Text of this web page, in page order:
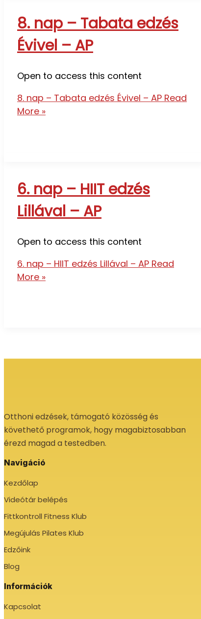
8. nap – Tabata edzés
Évivel – AP
Open to access this content
8. nap – Tabata edzés Évivel – AP Read
More »
6. nap – HIIT edzés
Lillával – AP
Open to access this content
6. nap – HIIT edzés Lillával – AP Read
More »
Otthoni edzések, támogató közösség és
követhető programok, hogy magabiztosabban
érezd magad a testedben.
Navigáció
Kezdőlap
Videótár belépés
Fittkontroll Fitness Klub
Megújulás Pilates Klub
Edzőink
Blog
Információk
Kapcsolat